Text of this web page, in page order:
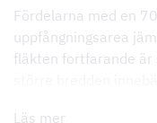
Fördelarna med en
uppfångningsarea
fläkten fortfarande är
Läs mer